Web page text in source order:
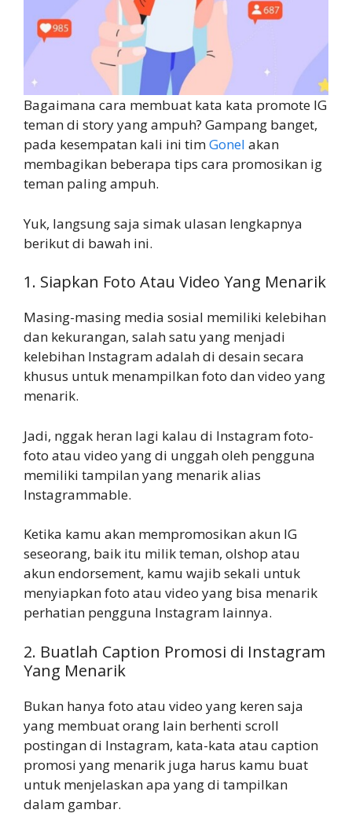
Bagaimana cara membuat kata kata promote IG
teman di story yang ampuh? Gampang banget,
pada kesempatan kali ini timGonel akan
membagikan beberapa tips cara promosikan ig
teman paling ampuh.
Yuk, langsung saja simak ulasan lengkapnya
berikut di bawah ini.
1. Siapkan Foto Atau Video Yang Menarik
Masing-masing media sosial memiliki kelebihan
dan kekurangan, salah satu yang menjadi
kelebihan Instagram adalah di desain secara
khusus untuk menampilkan foto dan video yang
menarik.
Jadi, nggak heran lagi kalau di Instagram foto-
foto atau video yang di unggah oleh pengguna
memiliki tampilan yang menarik alias
Instagrammable.
Ketika kamu akan mempromosikan akun IG
seseorang, baik itu milik teman, olshop atau
akun endorsement, kamu wajib sekali untuk
menyiapkan foto atau video yang bisa menarik
perhatian pengguna Instagram lainnya.
2. Buatlah Caption Promosi di Instagram
Yang Menarik
Bukan hanya foto atau video yang keren saja
yang membuat orang lain berhenti scroll
postingan di Instagram, kata-kata atau caption
promosi yang menarik juga harus kamu buat
untuk menjelaskan apa yang di tampilkan
dalam gambar.